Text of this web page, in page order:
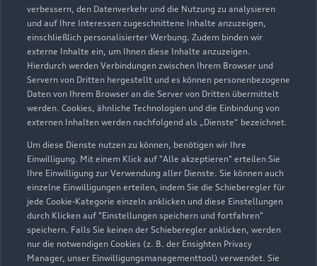
verbessern, den Datenverkehr und die Nutzung zu analysieren
und auf Ihre Interessen zugeschnittene Inhalte anzuzeigen,
einschließlich personalisierter Werbung. Zudem binden wir
externe Inhalte ein, um Ihnen diese Inhalte anzuzeigen.
Hierdurch werden Verbindungen zwischen Ihrem Browser und
Servern von Dritten hergestellt und es können personenbezogene
Daten von Ihrem Browser an die Server von Dritten übermittelt
werden. Cookies, ähnliche Technologien und die Einbindung von
externen Inhalten werden nachfolgend als „Dienste“ bezeichnet.
Um diese Dienste nutzen zu können, benötigen wir Ihre
Einwilligung. Mit einem Klick auf "Alle akzeptieren" erteilen Sie
Ihre Einwilligung zur Verwendung aller Dienste. Sie können auch
einzelne Einwilligungen erteilen, indem Sie die Schieberegler für
jede Cookie-Kategorie einzeln anklicken und diese Einstellungen
durch Klicken auf "Einstellungen speichern und fortfahren"
speichern. Falls Sie keinen der Schieberegler anklicken, werden
nur die notwendigen Cookies (z. B. der Ensighten Privacy
Manager, unser Einwilligungsmanagementtool) verwendet. Sie